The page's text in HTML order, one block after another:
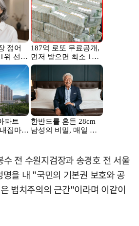
전 수원지검장과 송경호 전 서울
을 내 "국민의 기본권 보호와 공
법치주의의 근간"이라며 이같이